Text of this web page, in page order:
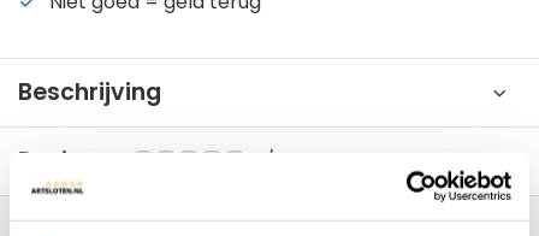
Beschrijving
Reviews 0/10